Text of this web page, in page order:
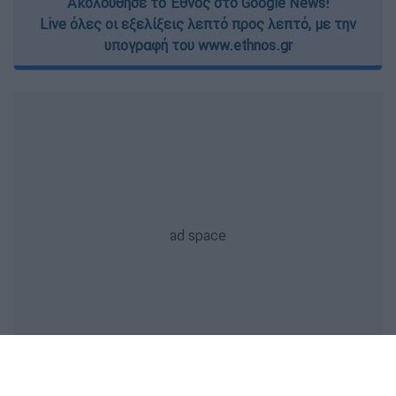
Live όλες οι εξελίξεις λεπτό προς λεπτό, με την
υπογραφή του www.ethnos.gr